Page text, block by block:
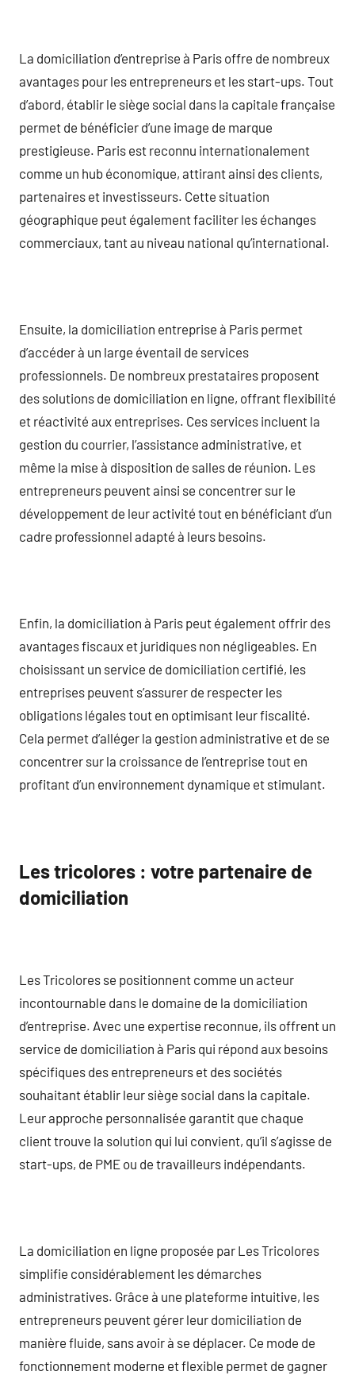
La domiciliation d’entreprise à Paris offre de nombreux
avantages pour les entrepreneurs et les start-ups. Tout
d’abord, établir le siège social dans la capitale française
permet de bénéficier d’une image de marque
prestigieuse. Paris est reconnu internationalement
comme un hub économique, attirant ainsi des clients,
partenaires et investisseurs. Cette situation
géographique peut également faciliter les échanges
commerciaux, tant au niveau national qu’international.
Ensuite, la domiciliation entreprise à Paris permet
d’accéder à un large éventail de services
professionnels. De nombreux prestataires proposent
des solutions de domiciliation en ligne, offrant flexibilité
et réactivité aux entreprises. Ces services incluent la
gestion du courrier, l’assistance administrative, et
même la mise à disposition de salles de réunion. Les
entrepreneurs peuvent ainsi se concentrer sur le
développement de leur activité tout en bénéficiant d’un
cadre professionnel adapté à leurs besoins.
Enfin, la domiciliation à Paris peut également offrir des
avantages fiscaux et juridiques non négligeables. En
choisissant un service de domiciliation certifié, les
entreprises peuvent s’assurer de respecter les
obligations légales tout en optimisant leur fiscalité.
Cela permet d’alléger la gestion administrative et de se
concentrer sur la croissance de l’entreprise tout en
profitant d’un environnement dynamique et stimulant.
Les tricolores : votre partenaire de
domiciliation
Les Tricolores se positionnent comme un acteur
incontournable dans le domaine de la domiciliation
d’entreprise. Avec une expertise reconnue, ils offrent un
service de domiciliation à Paris qui répond aux besoins
spécifiques des entrepreneurs et des sociétés
souhaitant établir leur siège social dans la capitale.
Leur approche personnalisée garantit que chaque
client trouve la solution qui lui convient, qu’il s’agisse de
start-ups, de PME ou de travailleurs indépendants.
La domiciliation en ligne proposée par Les Tricolores
simplifie considérablement les démarches
administratives. Grâce à une plateforme intuitive, les
entrepreneurs peuvent gérer leur domiciliation de
manière fluide, sans avoir à se déplacer. Ce mode de
fonctionnement moderne et flexible permet de gagner